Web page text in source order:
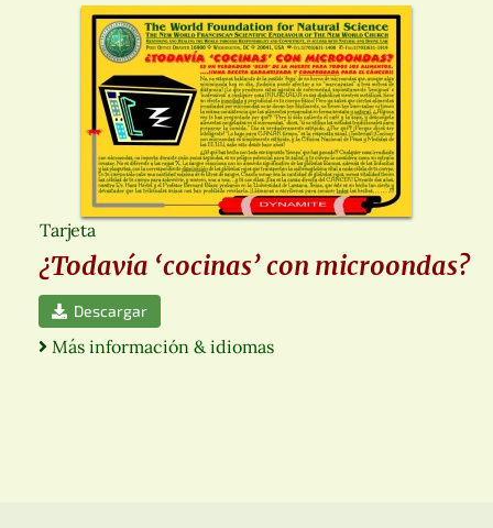
Tarjeta
¿Todavía ‘cocinas’ con microondas?
Descargar
Más información & idiomas